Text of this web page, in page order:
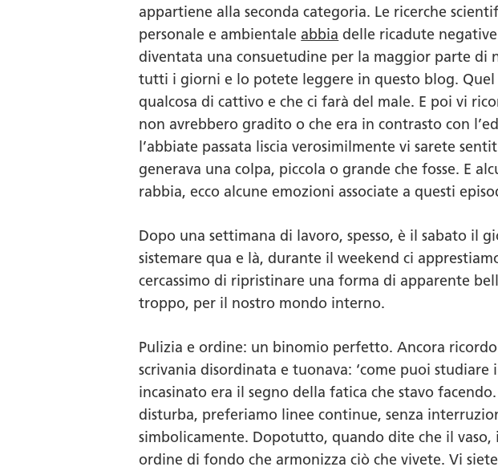
appartiene alla seconda categoria. Le ricerche
personale e ambientale abbia delle ricadute
diventata una consuetudine per la maggior parte di
tutti i giorni e lo potete leggere in questo blog. Quel
qualcosa di cattivo e che ci farà del male. E poi vi
non avrebbero gradito o che era in contrasto con
l’abbiate passata liscia verosimilmente vi sarete
generava una colpa, piccola o grande che fosse. E
rabbia, ecco alcune emozioni associate a questi
Dopo una settimana di lavoro, spesso, è il sabato il
sistemare qua e là, durante il weekend ci
cercassimo di ripristinare una forma di apparente
troppo, per il nostro mondo interno.
Pulizia e ordine: un binomio perfetto. Ancora
scrivania disordinata e tuonava: ‘come puoi studiare
incasinato era il segno della fatica che stavo
disturba, preferiamo linee continue, senza
simbolicamente. Dopotutto, quando dite che il
ordine di fondo che armonizza ciò che vivete. Vi